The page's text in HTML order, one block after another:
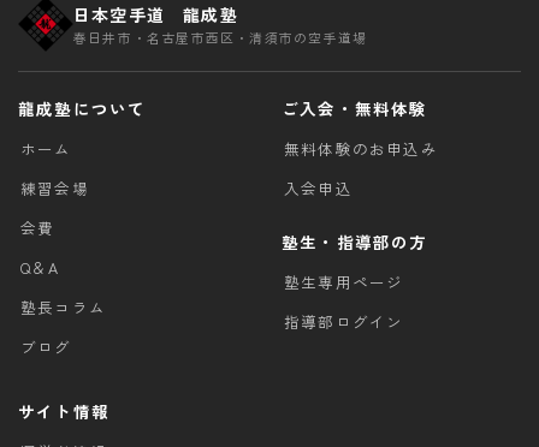
日本空手道 龍成塾
春日井市・名古屋市西区・清須市の空手道場
龍成塾について
ホーム
練習会場
会費
Q＆A
塾長コラム
ブログ
ご入会・無料体験
無料体験のお申込み
入会申込
塾生・指導部の方
塾生専用ページ
指導部ログイン
サイト情報